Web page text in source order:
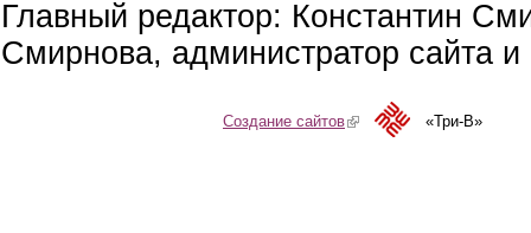
Главный редактор: Константин
Смирнова, администратор сайта
Создание сайтов(link is external)«Три-В»